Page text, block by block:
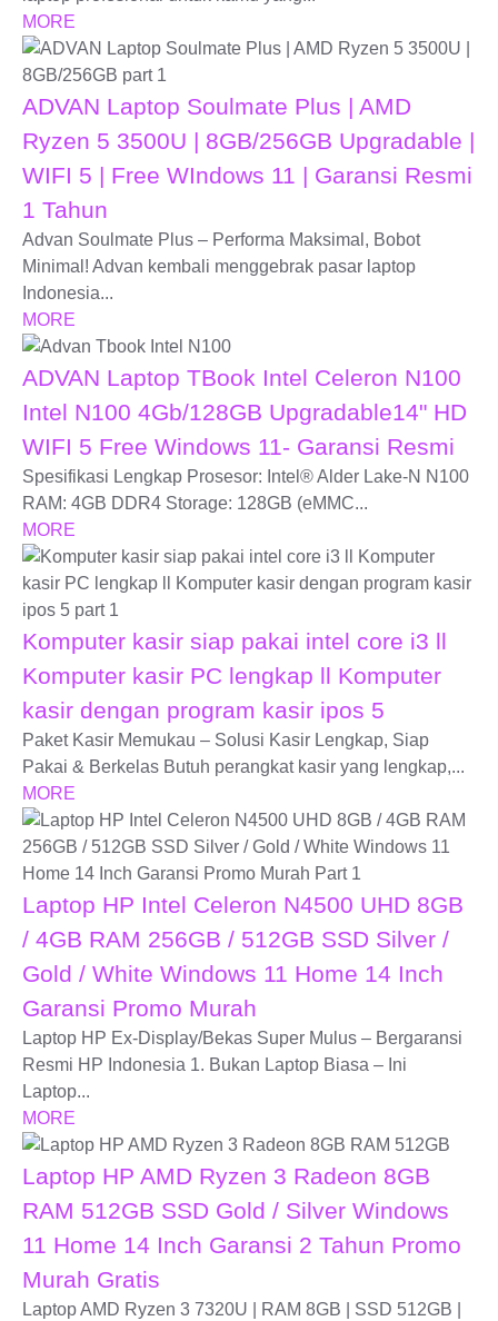
MORE
ADVAN Laptop Soulmate Plus | AMD
Ryzen 5 3500U | 8GB/256GB Upgradable |
WIFI 5 | Free WIndows 11 | Garansi Resmi
1 Tahun
Advan Soulmate Plus – Performa Maksimal, Bobot
Minimal! Advan kembali menggebrak pasar laptop
Indonesia...
MORE
ADVAN Laptop TBook Intel Celeron N100
Intel N100 4Gb/128GB Upgradable14" HD
WIFI 5 Free Windows 11- Garansi Resmi
Spesifikasi Lengkap Prosesor: Intel® Alder Lake-N N100
RAM: 4GB DDR4 Storage: 128GB (eMMC...
MORE
Komputer kasir siap pakai intel core i3 ll
Komputer kasir PC lengkap ll Komputer
kasir dengan program kasir ipos 5
Paket Kasir Memukau – Solusi Kasir Lengkap, Siap
Pakai & Berkelas Butuh perangkat kasir yang lengkap,...
MORE
Laptop HP Intel Celeron N4500 UHD 8GB
/ 4GB RAM 256GB / 512GB SSD Silver /
Gold / White Windows 11 Home 14 Inch
Garansi Promo Murah
Laptop HP Ex-Display/Bekas Super Mulus – Bergaransi
Resmi HP Indonesia 1. Bukan Laptop Biasa – Ini
Laptop...
MORE
Laptop HP AMD Ryzen 3 Radeon 8GB
RAM 512GB SSD Gold / Silver Windows
11 Home 14 Inch Garansi 2 Tahun Promo
Murah Gratis
Laptop AMD Ryzen 3 7320U | RAM 8GB | SSD 512GB |